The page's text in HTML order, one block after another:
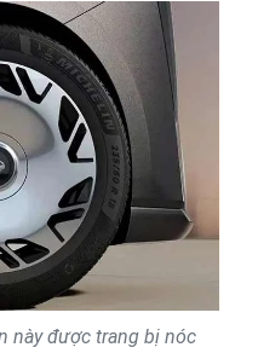
này được trang bị nóc